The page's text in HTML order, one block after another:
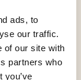
ads, to
our traffic.
of our site with
partners who
you’ve
Een